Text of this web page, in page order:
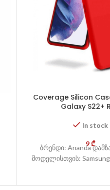
Coverage Silicon
Galaxy S22+
In stock
9₾
ბრენდი: Ananda
მოდელისთვის: Samsung